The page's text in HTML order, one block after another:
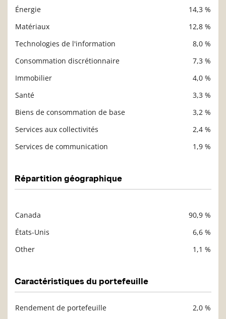
Énergie
14,3 %
Matériaux
12,8 %
Technologies de l'information
8,0 %
Consommation discrétionnaire
7,3 %
Immobilier
4,0 %
Santé
3,3 %
Biens de consommation de base
3,2 %
Services aux collectivités
2,4 %
Services de communication
1,9 %
Répartition géographique
Canada
90,9 %
États-Unis
6,6 %
Other
1,1 %
Caractéristiques du portefeuille
Rendement de portefeuille
2,0 %